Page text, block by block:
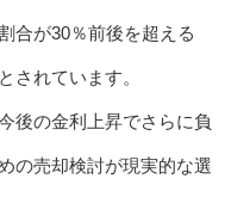
合が30％前後を超える
されています。
後の金利上昇でさらに負
の売却検討が現実的な選